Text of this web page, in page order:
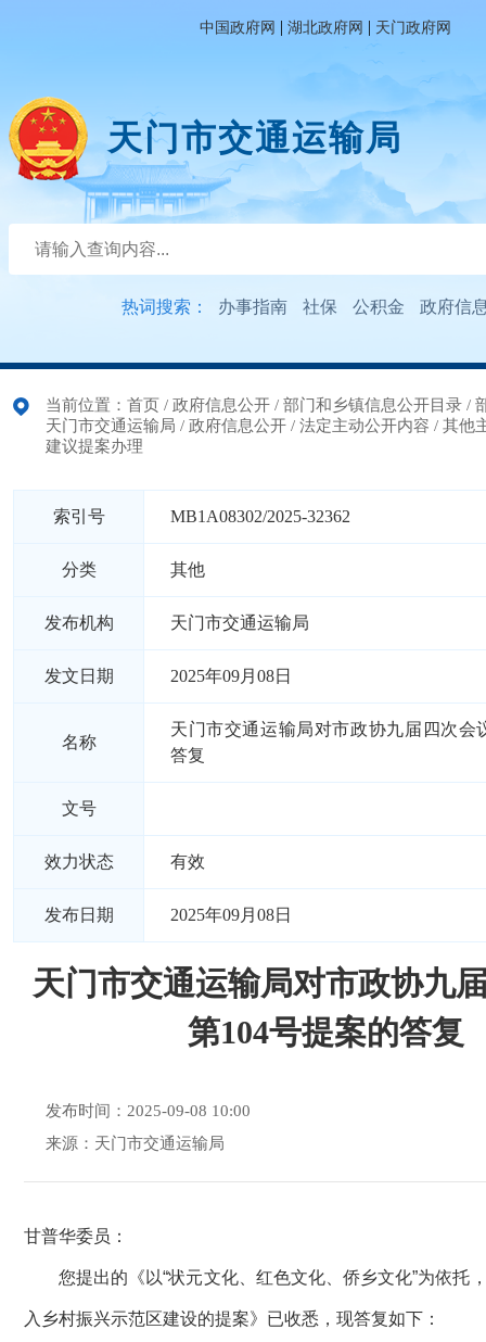
中国政府网 | 湖北政府网 | 天门政府网
天门市交通运输局
热词搜索： 办事指南 社保 公积金 政府信
当前位置： 首页 / 政府信息公开 / 部门和乡镇信息公开目录 /
天门市交通运输局 / 政府信息公开 / 法定主动公开内容 / 其他
建议提案办理
索引号 MB1A08302/2025-32362
分类 其他
发布机构 天门市交通运输局
发文日期 2025年09月08日
名称
天门市交通运输局对市政协九届四次会
答复
文号
效力状态 有效
发布日期 2025年09月08日
天门市交通运输局对市政协九
第104号提案的答复
发布时间：2025-09-08 10:00
来源：天门市交通运输局
甘普华委员：
您提出的《以“状元文化、红色文化、侨乡文化”为依托
入乡村振兴示范区建设的提案》已收悉，现答复如下：